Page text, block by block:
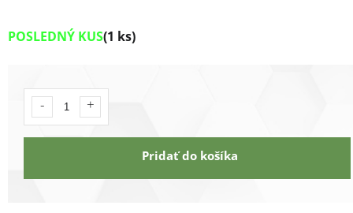
POSLEDNÝ KUS(1 ks)
Pridať do košíka